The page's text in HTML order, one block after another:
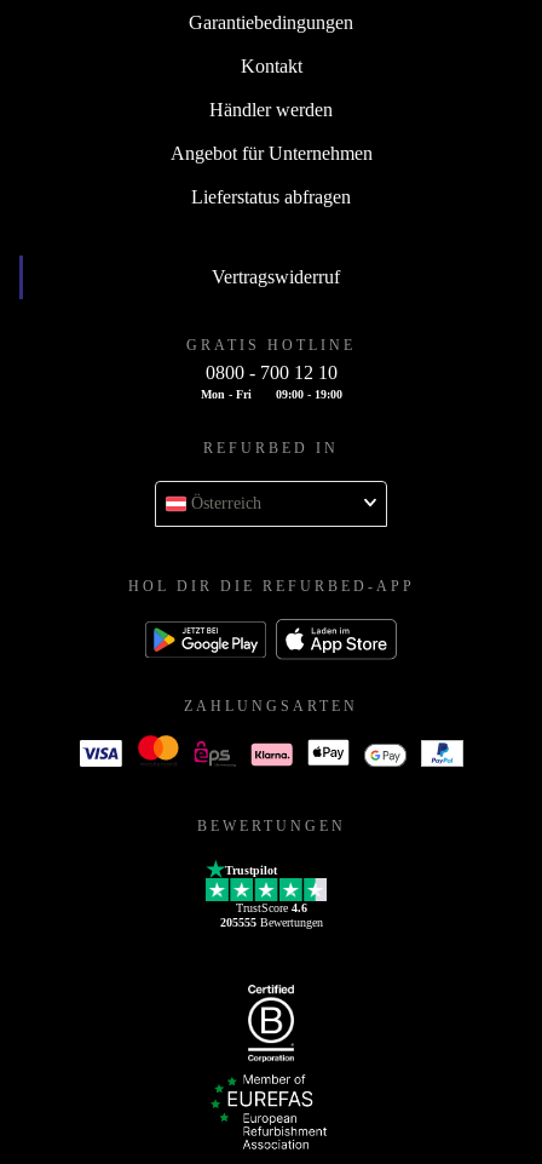
Garantiebedingungen
Kontakt
Händler werden
Angebot für Unternehmen
Lieferstatus abfragen
Vertragswiderruf
GRATIS HOTLINE
0800 - 700 12 10
Mon - Fri 09:00 - 19:00
REFURBED IN
Österreich
HOL DIR DIE REFURBED-APP
ZAHLUNGSARTEN
BEWERTUNGEN
Trustpilot
TrustScore 4.6
205555Bewertungen